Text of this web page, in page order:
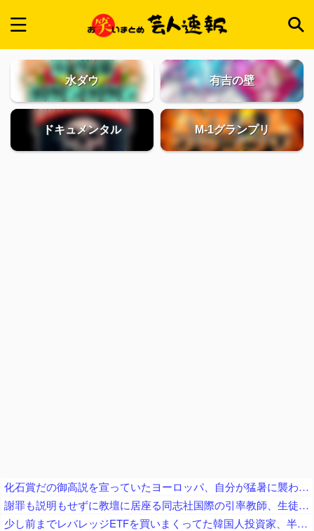
水ダウ 有吉の壁
ドキュメンタル M-1グランプリ
化石賞だの御高説を宣っていたヨーロッパ、自分が猛暑に襲われると為すすべべもなくダメージを受けてしまい……
謝罪も説明もせずに教壇に居座る同志社国際の引率教師、生徒たちの不満が極限まで高まってしまい……
少し前までレバレッジETFを買いまくってた韓国人投資家、半導体株が下落局面に突入したと判断した途端に……